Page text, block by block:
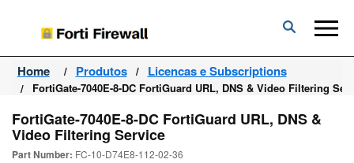
Forti
Firewall
Home Produtos Licencas e Subscriptions
FortiGate-7040E-8-DC FortiGuard URL, DNS & Video Filtering
FortiGate-7040E-8-DC FortiGuard URL, DNS &
Video Filtering Service
Part Number: FC-10-D74E8-112-02-36